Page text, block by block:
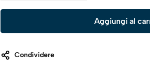
Aggiungi al
Condividere